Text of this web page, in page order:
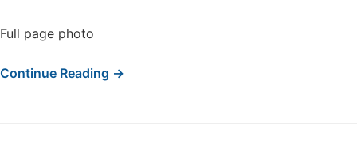
Full page photo
Continue Reading →